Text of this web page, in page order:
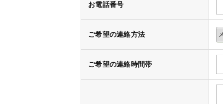
お電話番号
ご希望の連絡方法
ご希望の連絡時間帯